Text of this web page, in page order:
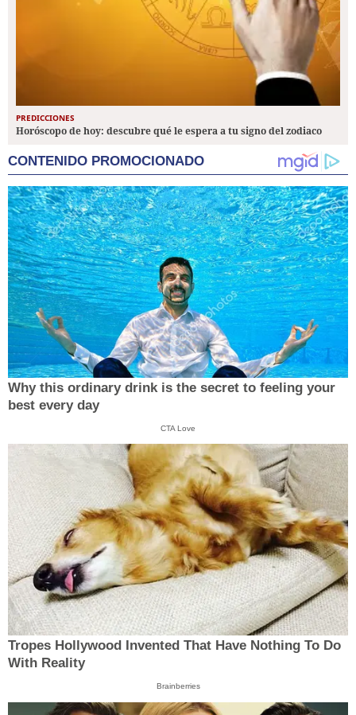
PREDICCIONES
Horóscopo de hoy: descubre qué le espera a tu signo del zodiaco
CONTENIDO PROMOCIONADO
Why this ordinary drink is the secret to feeling your
best every day
CTA Love
Tropes Hollywood Invented That Have Nothing To Do
With Reality
Brainberries